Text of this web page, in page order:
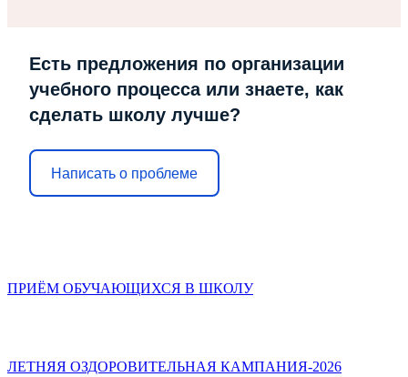
Есть предложения по организации
учебного процесса или знаете, как
сделать школу лучше?
Написать о проблеме
ПРИЁМ ОБУЧАЮЩИХСЯ В ШКОЛУ
ЛЕТНЯЯ ОЗДОРОВИТЕЛЬНАЯ КАМПАНИЯ-2026